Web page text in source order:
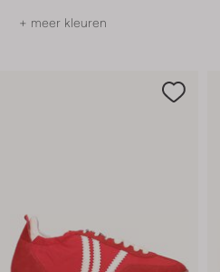
+ meer kleuren